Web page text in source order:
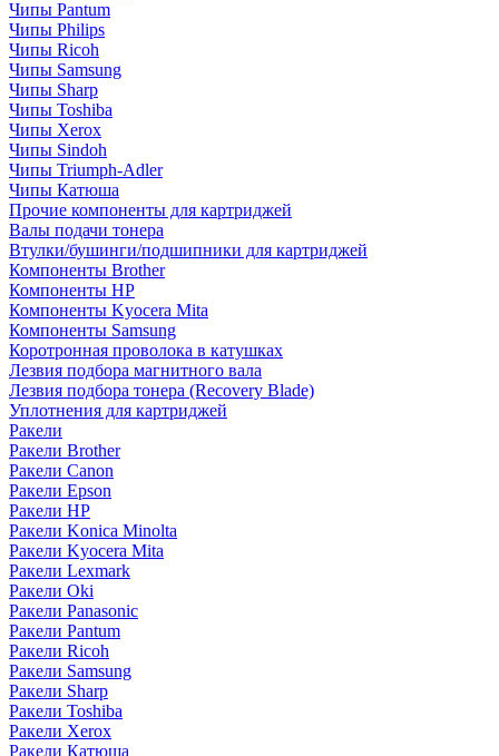
Чипы Pantum
Чипы Philips
Чипы Ricoh
Чипы Samsung
Чипы Sharp
Чипы Toshiba
Чипы Xerox
Чипы Sindoh
Чипы Triumph-Adler
Чипы Катюша
Прочие компоненты для картриджей
Валы подачи тонера
Втулки/бушинги/подшипники для картриджей
Компоненты Brother
Компоненты HP
Компоненты Kyocera Mita
Компоненты Samsung
Коротронная проволока в катушках
Лезвия подбора магнитного вала
Лезвия подбора тонера (Recovery Blade)
Уплотнения для картриджей
Ракели
Ракели Brother
Ракели Canon
Ракели Epson
Ракели HP
Ракели Konica Minolta
Ракели Kyocera Mita
Ракели Lexmark
Ракели Oki
Ракели Panasonic
Ракели Pantum
Ракели Ricoh
Ракели Samsung
Ракели Sharp
Ракели Toshiba
Ракели Xerox
Ракели Катюша